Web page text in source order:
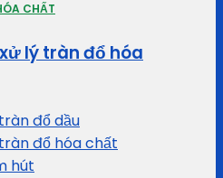
CHẤT
lý tràn đổ hóa
đổ dầu
đổ hóa chất
hút